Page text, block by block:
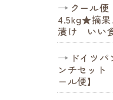
クール便
4.5kg★摘果
漬け いい
ドイツ
ンチセッ
ール便】